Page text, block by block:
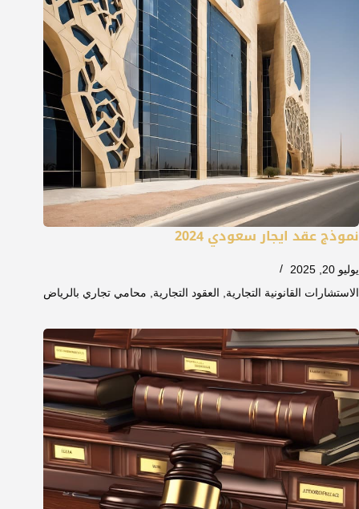
نموذج عقد ايجار سعودي 2024
يوليو 20, 2025
الاستشارات القانونية التجارية
العقود التجارية محامي تجاري بالرياض